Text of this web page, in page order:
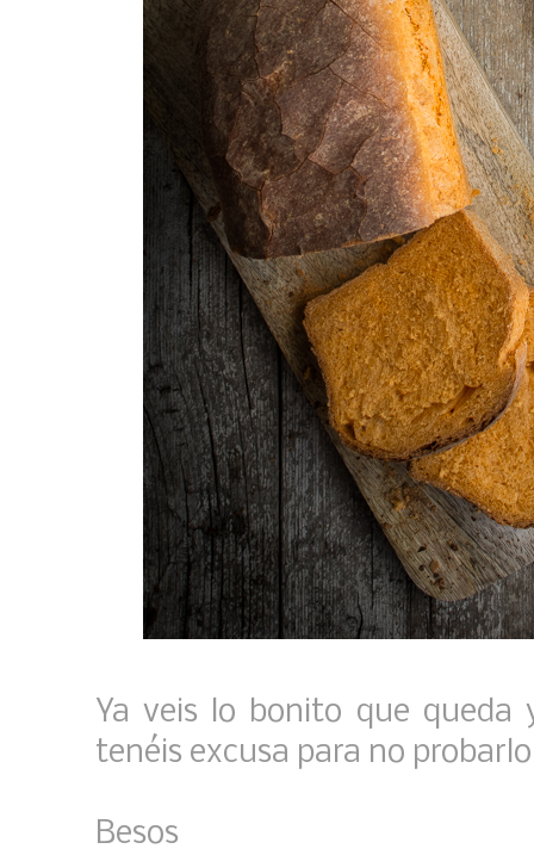
Ya veis lo bonito que queda
tenéis excusa para no
Besos